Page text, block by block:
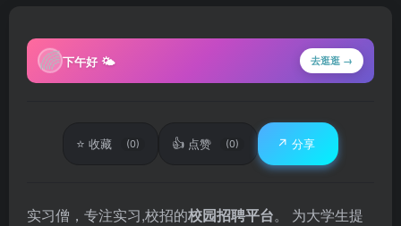
🌈下午好 🌤 去逛逛 →
⭐ 收藏 (0) 👍 点赞 (0) ↗️ 分享
实习僧，专注实习,校招的校园招聘平台。 为大学生提